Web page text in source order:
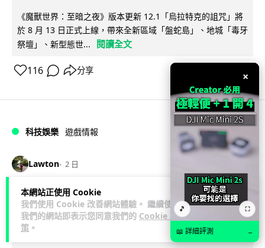
本網站正使用 Cookie
我們使用 Cookie 改善網站體驗。 繼續使用
我們的網站即表示您同意我們的 Cookie 政
策 。
《魔獸世界：至暗之夜》版本更新 12.1「烏拉特克的詛咒」將
於 8 月 13 日正式上線，帶來全新區域「盤蛇島」、地城「毒牙
祭壇」、新型態世...
閱讀全文
116 分享
科技娛樂 遊戲情報
Lawton 2 日
日本二手遊戲店減 90% 門市 業績反增
四成 "懷舊"在 Z 世代變成最潮「新鮮
感」
×
🎵 ⛶
📖 詳細評測 →